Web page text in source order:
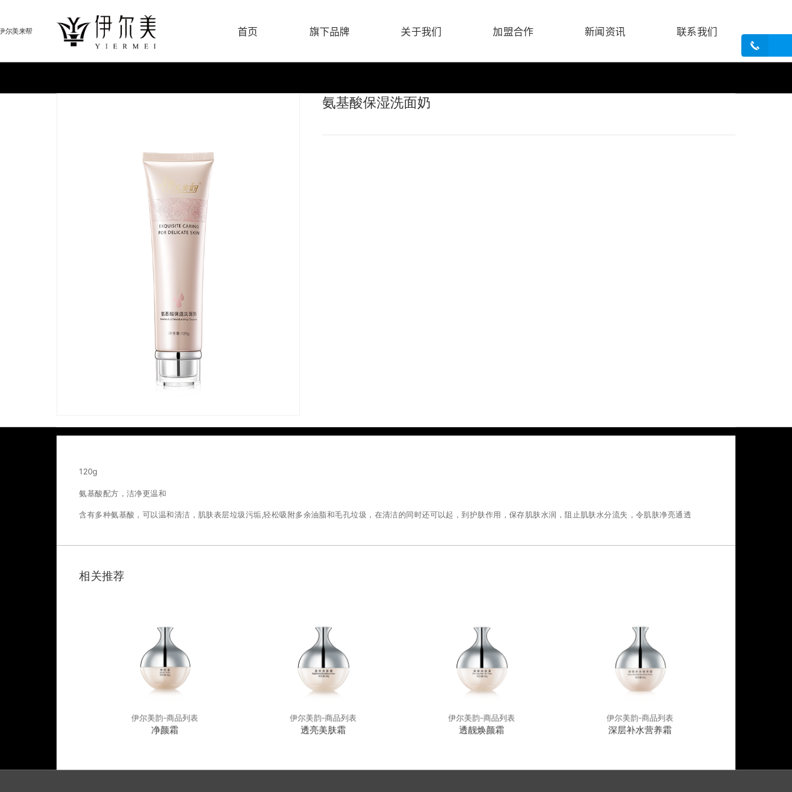
首页 旗下品牌 关于我们 加盟合作 新闻资讯 联系我们
尔美来帮
氨基酸保湿洗面奶
120g
氨基酸配方，洁净更温和
含有多种氨基酸，可以温和清洁，肌肤表层垃圾污垢,轻松吸附多余油脂和毛孔垃圾，在清洁的同时还可以起，到护肤作用，保存肌肤水润，阻止肌肤水分流失，令肌肤净亮通透
相关推荐
伊尔美韵-商品列表
净颜霜
伊尔美韵-商品列表
透亮美肤霜
伊尔美韵-商品列表
透靓焕颜霜
伊尔美韵-商品列表
深层补水营养霜